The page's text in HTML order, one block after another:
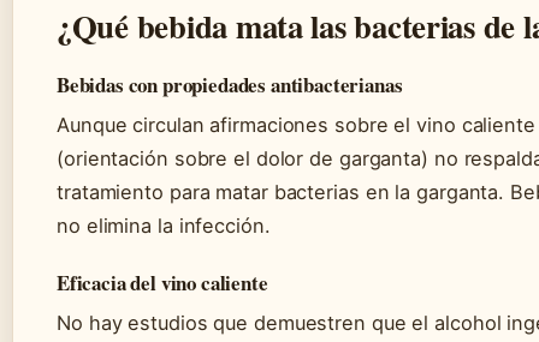
¿Qué bebida mata las bacterias de
Bebidas con propiedades antibacterianas
Aunque circulan afirmaciones sobre el vino
(orientación sobre el dolor de garganta) no
tratamiento para matar bacterias en la garganta.
no elimina la infección.
Eficacia del vino caliente
No hay estudios que demuestren que el alcohol